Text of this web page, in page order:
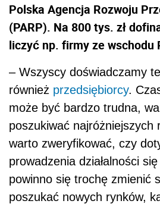
Polska Agencja Rozwoju
(PARP). Na 800 tys. zł
liczyć np. firmy ze wschodu
– Wszyscy doświadczamy
również przedsiębiorcy.
może być bardzo trudna,
poszukiwać najróżniejszych
warto zweryfikować, czy
prowadzenia działalności
powinno się trochę zmienić
poszukać nowych rynków,